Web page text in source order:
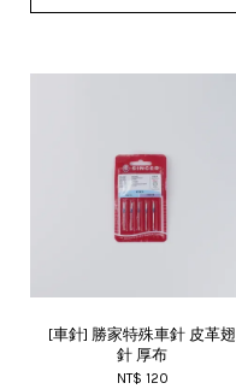
[車針] 勝家特殊車針 皮革翅
針 厚布
NT$ 120